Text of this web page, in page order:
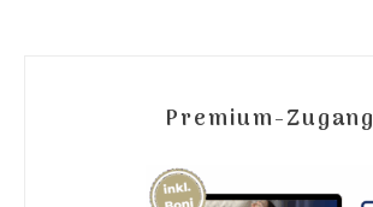
Premium-Zugang